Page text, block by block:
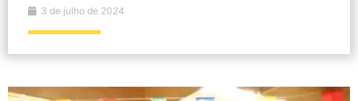
3 de julho de 2024